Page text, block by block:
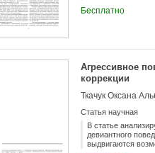
Бесплатно
Агрессивное
коррекции
Ткачук Оксана
Статья научная
В статье
девиантного
выдвигаются